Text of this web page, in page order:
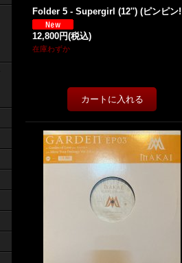
Folder 5 - Supergirl (12'') (ピンピン
12,800円(税込)
在庫わずか